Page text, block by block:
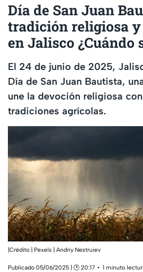
Día de San Juan
tradición religiosa
en Jalisco ¿Cuándo
El 24 de junio de 2025,
Día de San Juan Bautista,
une la devoción religiosa
tradiciones agrícolas.
|Crédito | Pexels | Andriy Nestruiev
Publicado 05/06/2025 | 🕑 20:17
1 minuto